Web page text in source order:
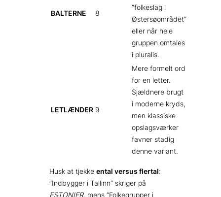
BALTERNE 8
”folkeslag i
Østersøområdet”
eller når hele
gruppen omtales
i pluralis.
LETLÆNDER 9
Mere formelt ord
for en letter.
Sjældnere brugt
i moderne kryds,
men klassiske
opslagsværker
favner stadig
denne variant.
Husk at tjekke ental versus flertal:
”Indbygger i Tallinn” skriger på
ESTONIER, mens ”Folkegrupper i